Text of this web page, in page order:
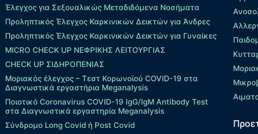
Έλεγχος για Σεξουαλικώς Μεταδιδόμενα Νοσήματα
Προληπτικός Έλεγχος Καρκινικών Δεικτών για Άνδρες
Προληπτικός Έλεγχος Καρκινικών Δεικτών για Γυναίκες
MICRO CHECK UP ΝΕΦΡΙΚΗΣ ΛΕΙΤΟΥΡΓΙΑΣ
CHECK UP ΣΙΔΗΡΟΠΕΝΙΑΣ
Μοριακός έλεγχος – Τεστ Κορωνοϊού COVID-19 στα
Διαγνωστικά εργαστήρια Meganalysis
Ποιοτικό Coronavirus COVID-19 IgG/IgM Antibody Test
στα Διαγνωστικά εργαστηρία Meganalysis
Σύνδρομο Long Covid ή Post Covid